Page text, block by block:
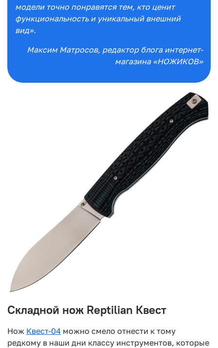
модели точно понравятся тем, кто ценит
функциональность и уникальный внешний
вид».
Максим Матросов, редактор блога интернет-
магазина «НОЖИКОВ»
Складной нож Reptilian Квест
Нож Квест-04 можно смело отнести к тому
редкому в наши дни классу инструментов, которые